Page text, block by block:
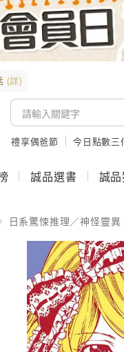
(詳)
禮享偶爸節 今日點數三
誠品選書 誠
日系驚悚推理／神怪靈異